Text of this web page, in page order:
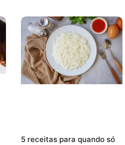
5 receitas para quando só